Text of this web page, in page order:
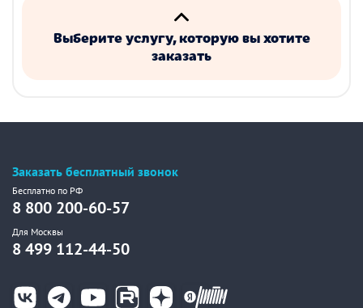
Выберите услугу, которую вы хотите
заказать
Заказать бесплатный звонок
Бесплатно по РФ
8 800 200-60-57
Для Москвы
8 499 112-44-50